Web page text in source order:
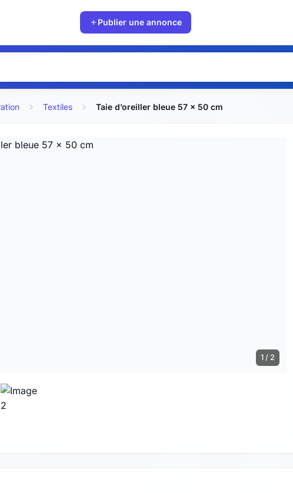
Publier une annonce
Textiles Taie d’oreiller bleue 57 x 50 cm
1 / 2